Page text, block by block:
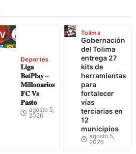
Deportes
𝐋𝐢𝐠𝐚
𝐁𝐞𝐭𝐏𝐥𝐚𝐲 –
𝐌𝐢𝐥𝐥𝐨𝐧𝐚𝐫𝐢𝐨𝐬
𝐅𝐂 𝐕𝐬
𝐏𝐚𝐬𝐭𝐨
agosto 5,
2026
Tolima
Gobernación
del Tolima
entrega 27
kits de
herramientas
para
fortalecer
vías
terciarias en
12
municipios
agosto 5,
2026